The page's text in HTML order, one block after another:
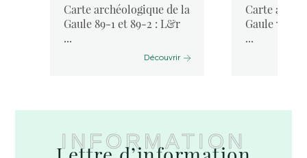
Carte archéologique de la
Gaule 89-1 et 89-2 : L&r
...
Découvrir
Carte
Gaule 71-4
...
INFORMATION